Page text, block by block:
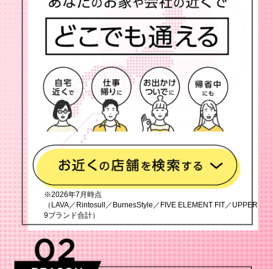
※2026年7月時点
（LAVA／Rintosull／BurnesStyle／FIVE ELEMENT FIT／UPPER
9ブランド合計）